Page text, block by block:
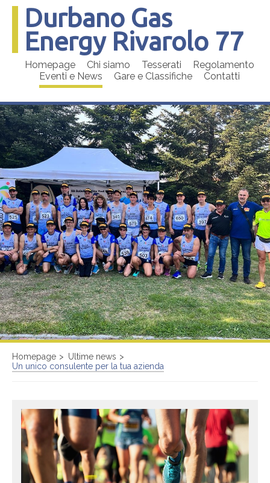
Durbano Gas
Energy Rivarolo 77
Homepage Chi siamo Tesserati
Regolamento
Eventi e News
Gare e Classifiche Contatti
Homepage
Ultime news
Un unico consulente per la tua azienda